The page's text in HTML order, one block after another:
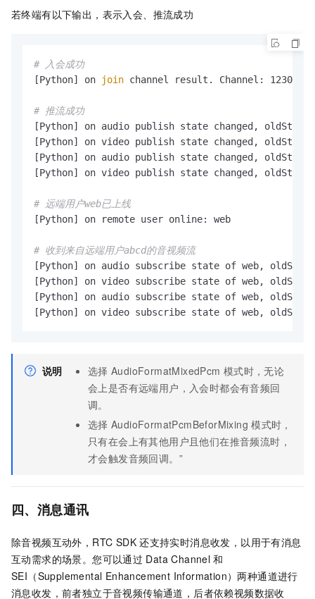
若终端有以下输出，表示入会、推流成功
# 入会成功
[Python] on
join channel result. Channel:
# 推流成功
[Python] on audio publish state changed,
[Python] on video publish state changed,
[Python] on audio publish state changed,
[Python] on video publish state changed,
# 远端用户web已上线
[Python] on remote user online: web
# 收到来自远端用户abcd的音视频流
[Python] on audio subscribe state of web,
[Python] on video subscribe state of web,
[Python] on audio subscribe state of web,
[Python] on video subscribe state of web,
说明 选择 AudioFormatMixedPcm 模式时，无论
会上是否有远端用户，入会时都会有音频回
调。
选择 AudioFormatPcmBeforMixing 模式时，
只有在会上有其他用户且他们在推音频流时，
才会触发音频回调。”
四、消息通讯
除音视频互动外，RTC SDK 还支持实时消息收发，以用于有消息
互动需求的场景。您可以通过 Data Channel 和
SEI（Supplemental Enhancement Information）两种通道进行
消息收发，前者独立于音视频传输通道，后者依赖视频数据收